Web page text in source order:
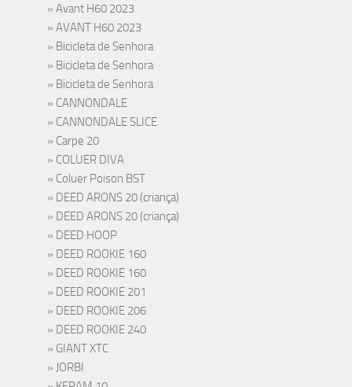
Avant H60 2023
AVANT H60 2023
Bicicleta de Senhora
Bicicleta de Senhora
Bicicleta de Senhora
CANNONDALE
CANNONDALE SLICE
Carpe 20
COLUER DIVA
Coluer Poison BST
DEED ARONS 20 (criança)
DEED ARONS 20 (criança)
DEED HOOP
DEED ROOKIE 160
DEED ROOKIE 160
DEED ROOKIE 201
DEED ROOKIE 206
DEED ROOKIE 240
GIANT XTC
JORBI